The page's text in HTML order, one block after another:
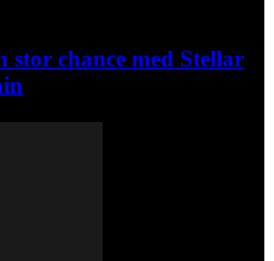
stor chance med Stellar